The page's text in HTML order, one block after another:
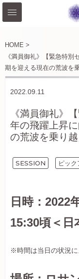
HOME >
《満員御礼》【緊急特別
期を迎える現在の荒波を
2022.09.11
《満員御礼》
年の飛躍上昇
の荒波を乗り
SESSION ピッ
日時：2022
15:30頃＜日
※時間は当日の状況に